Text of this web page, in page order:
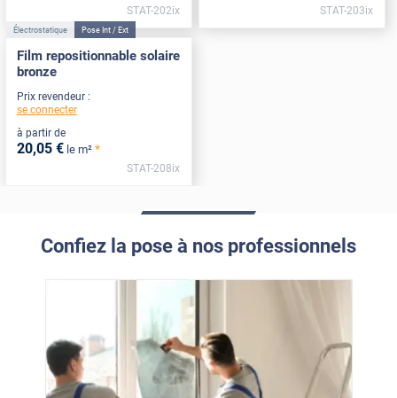
STAT-202ix STAT-203ix
Électrostatique Pose Int / Ext
Film repositionnable solaire
bronze
Prix revendeur :
se connecter
à partir de
20,05 € le m² *
STAT-208ix
Confiez la pose à nos professionnels